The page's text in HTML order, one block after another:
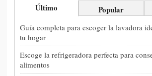
Último Popular
Guía completa para escoger la lavadora
tu hogar
Escoge la refrigeradora perfecta para
alimentos